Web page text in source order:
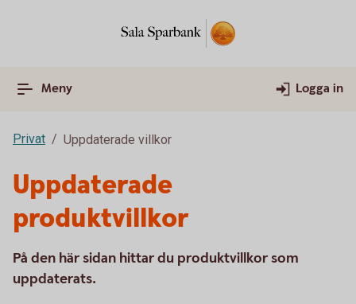
Meny Logga in
Privat Uppdaterade villkor
Uppdaterade
produktvillkor
På den här sidan hittar du produktvillkor som
uppdaterats.